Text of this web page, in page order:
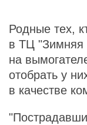
Родные тех,
в ТЦ "Зимняя
на
отобрать у
в качестве